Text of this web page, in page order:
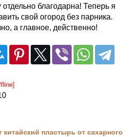
отдельно благодарна! Теперь я
свой огород без парника.
а главное, действенно!
китайский пластырь от сахарного